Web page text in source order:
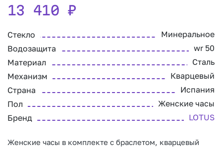
13 410 ₽
Стекло
Минеральное
Водозащита
wr 50
Материал
Сталь
Механизм
Кварцевый
Страна
Испания
Пол
Женские часы
Бренд
LOTUS
Женские часы в комплекте с браслетом, кварцевый